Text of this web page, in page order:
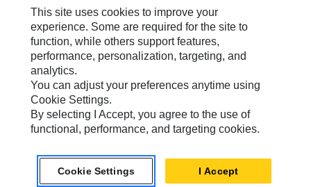
Mijn Marketingvoorkeuren
Site Map
Cookie Settings
Legal
Privacy
Europe-Dutch© 2026 Caterpillar. Alle rechten voorbehouden.
This site uses cookies to improve your
experience. Some are required for the site to
function, while others support features,
performance, personalization, targeting, and
analytics.
You can adjust your preferences anytime using
Cookie Settings.
By selecting I Accept, you agree to the use of
functional, performance, and targeting cookies.
Cookie Settings I Accept